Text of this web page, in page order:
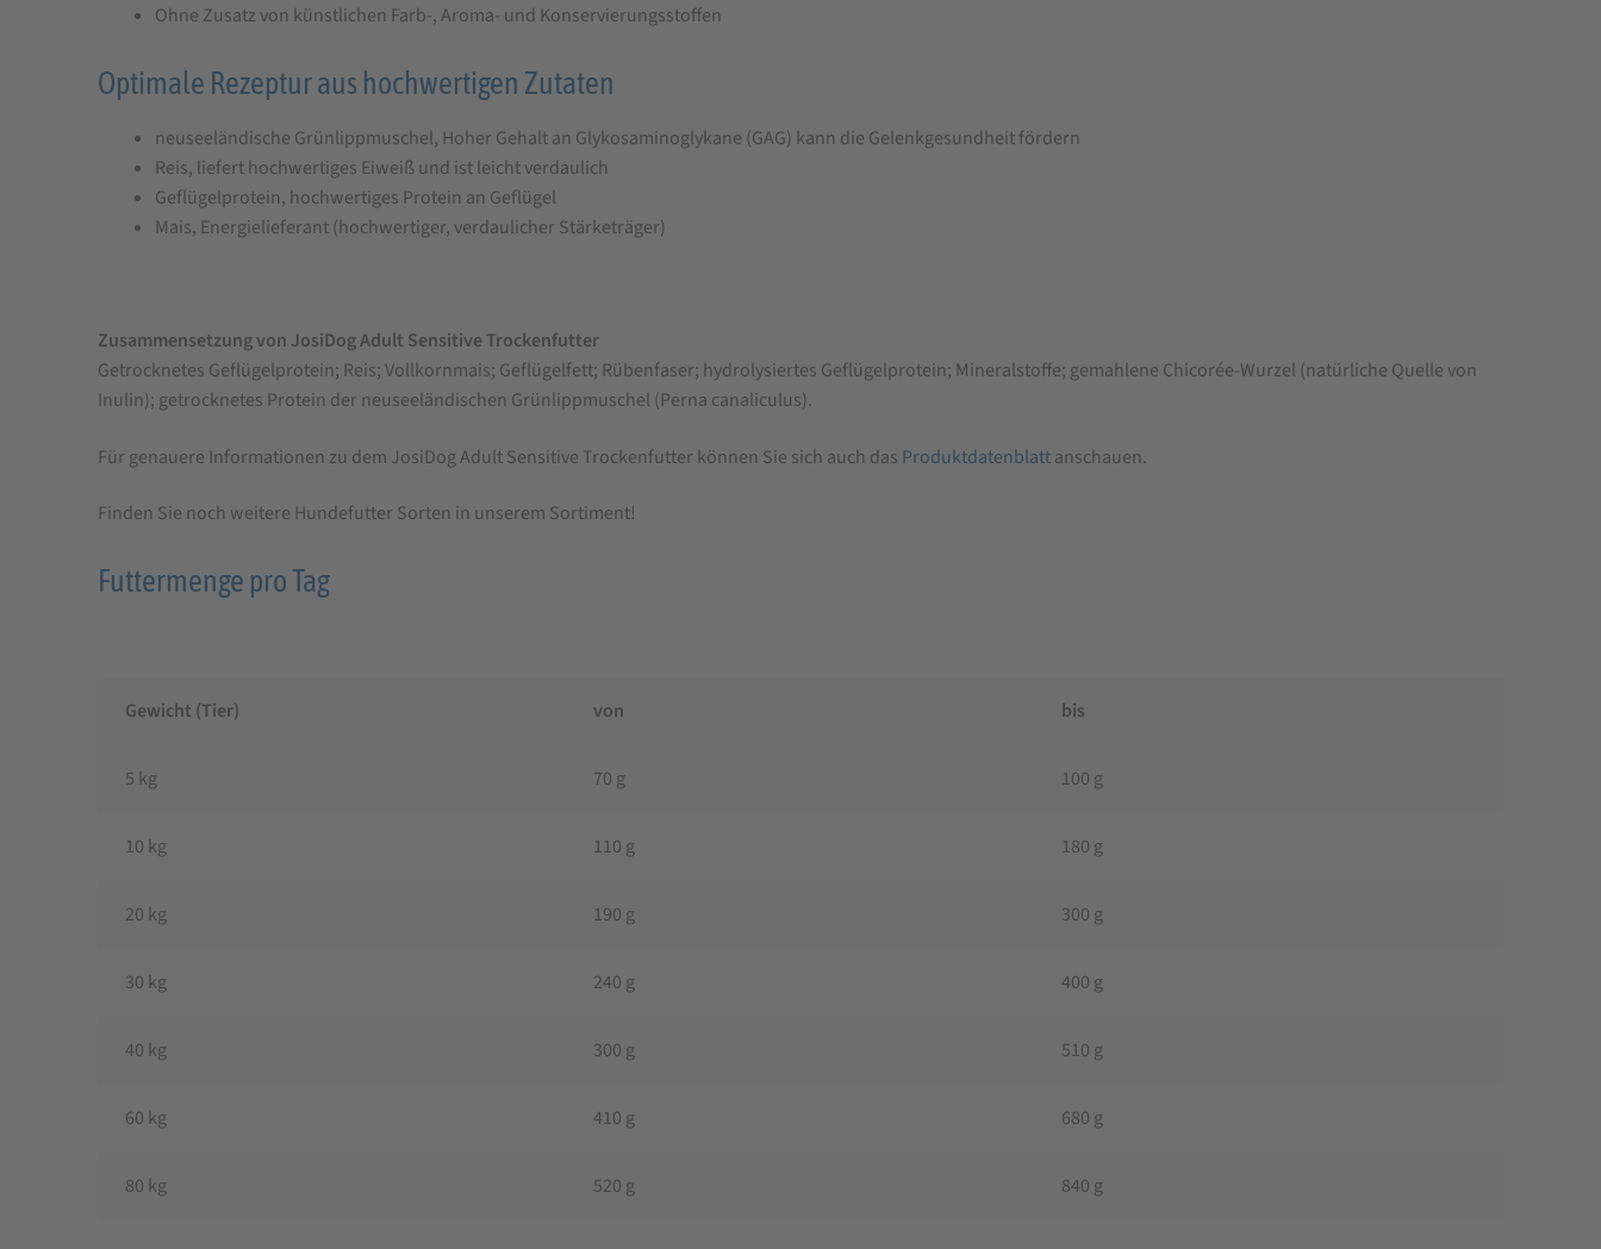
Ohne Zusatz von künstlichen Farb-, Aroma- und Konservierungsstoffen
Optimale Rezeptur aus hochwertigen Zutaten
neuseeländische Grünlippmuschel, Hoher Gehalt an Glykosaminoglykane (GAG) kann die Gelenkgesundheit fördern
Reis, liefert hochwertiges Eiweiß und ist leicht verdaulich
Geflügelprotein, hochwertiges Protein an Geflügel
Mais, Energielieferant (hochwertiger, verdaulicher Stärketräger)
Zusammensetzung von JosiDog Adult SensitiveTrockenfutter
Getrocknetes Geflügelprotein; Reis; Vollkornmais; Geflügelfett; Rübenfaser; hydrolysiertes Geflügelprotein; Mineralstoffe; gemahlene Chicorée-Wurzel (natürliche Quelle von
Inulin); getrocknetes Protein der neuseeländischen Grünlippmuschel (Perna canaliculus).
Für genauere Informationen zu dem JosiDog Adult Sensitive Trockenfutter können Sie sich auch das Produktdatenblattanschauen.
Finden Sie noch weitere Hundefutter Sorten in unserem Sortiment!
Futtermenge pro Tag
Gewicht (Tier) von bis
5 kg 70 g 100 g
10 kg 110 g 180 g
20 kg 190 g 300 g
30 kg 240 g 400 g
40 kg 300 g 510 g
60 kg 410 g 680 g
80 kg 520 g 840 g